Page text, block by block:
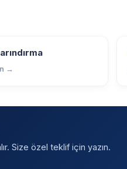
→
Size özel teklif için yazın.